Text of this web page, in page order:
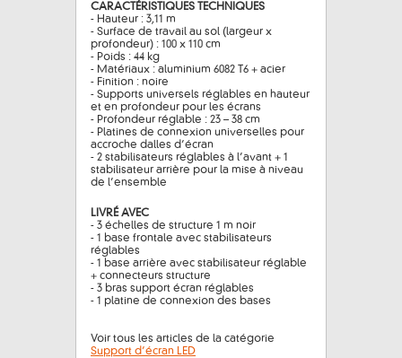
CARACTÉRISTIQUES TECHNIQUES
- Hauteur : 3,11 m
- Surface de travail au sol (largeur x
profondeur) : 100 x 110 cm
- Poids : 44 kg
- Matériaux : aluminium 6082 T6 + acier
- Finition : noire
- Supports universels réglables en hauteur
et en profondeur pour les écrans
- Profondeur réglable : 23 – 38 cm
- Platines de connexion universelles pour
accroche dalles d’écran
- 2 stabilisateurs réglables à l’avant + 1
stabilisateur arrière pour la mise à niveau
de l’ensemble
LIVRÉ AVEC
- 3 échelles de structure 1 m noir
- 1 base frontale avec stabilisateurs
réglables
- 1 base arrière avec stabilisateur réglable
+ connecteurs structure
- 3 bras support écran réglables
- 1 platine de connexion des bases
Voir tous les articles de la catégorie
Support d’écran LED